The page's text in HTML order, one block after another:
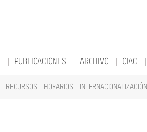
RECURSOS HORARIOS INTERNACIONALIZACIÓN
PUBLICACIONES ARCHIVO CIAC